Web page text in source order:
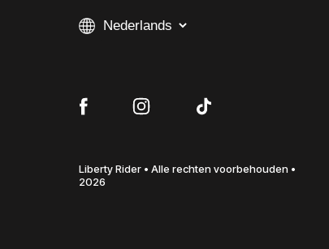
Liberty Rider • Alle rechten voorbehouden •
2026